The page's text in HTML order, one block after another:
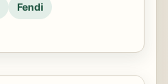
Fendi